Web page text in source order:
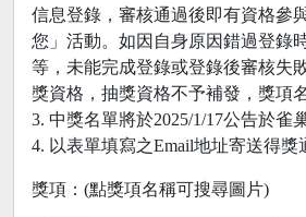
信息登錄，審核通過後即有資格參
您」活動。如因自身原因錯過登錄
等，未能完成登錄或登錄後審核失
獎資格，抽獎資格不予補發，獎項
3. 中獎名單將於2025/1/17公告於雀
4. 以表單填寫之Email地址寄送得獎
獎項：(點獎項名稱可搜尋圖片)